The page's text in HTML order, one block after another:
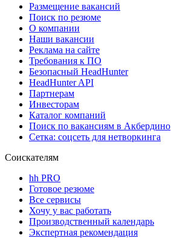
Размещение вакансий
Поиск по резюме
О компании
Наши вакансии
Реклама на сайте
Требования к ПО
Безопасный HeadHunter
HeadHunter API
Партнерам
Инвесторам
Каталог компаний
Поиск по вакансиям в Акбердино
Сетка: соцсеть для нетворкинга
Соискателям
hh PRO
Готовое резюме
Все сервисы
Хочу у вас работать
Производственный календарь
Экспертная рекомендация